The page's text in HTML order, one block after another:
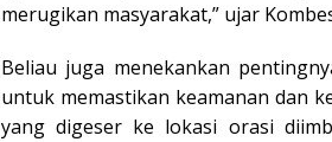
merugikan masyarakat,” ujar
Beliau juga menekankan
untuk memastikan keamanan dan
yang digeser ke lokasi orasi